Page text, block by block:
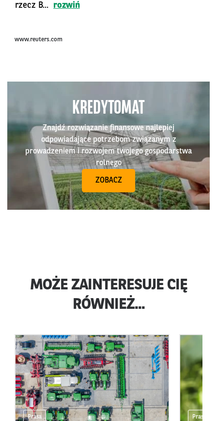
rzecz B...
rozwiń
www.reuters.com
KREDYTOMAT
Znajdź rozwiązanie finansowe najlepiej
odpowiadające potrzebom związanym z
prowadzeniem i rozwojem twojego gospodarstwa
rolnego
ZOBACZ
MOŻE ZAINTERESUJE CIĘ
RÓWNIEŻ...
Prasa Prasa